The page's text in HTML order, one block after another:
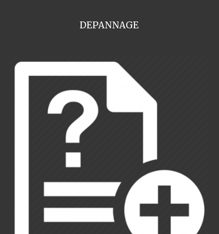
DEPANNAGE